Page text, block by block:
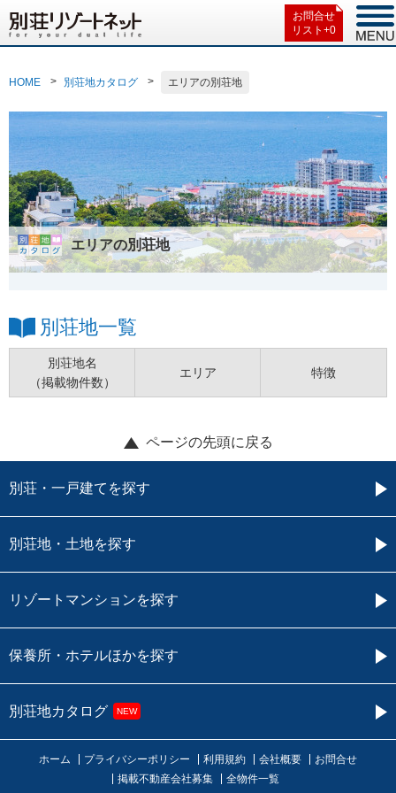
お問合せ
リスト+0
HOME 別荘地カタログ エリアの別荘地
エリアの別荘地
別荘地一覧
別荘地名
（掲載物件数）
エリア 特徴
ページの先頭に戻る
別荘・一戸建てを探す
別荘地・土地を探す
リゾートマンションを探す
保養所・ホテルほかを探す
別荘地カタログ NEW
ホーム プライバシーポリシー 利用規約 会社概要
お問合せ
掲載不動産会社募集
全物件一覧